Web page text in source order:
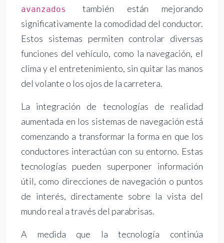
avanzados también están mejorando
significativamente la comodidad del conductor.
Estos sistemas permiten controlar diversas
funciones del vehículo, como la navegación, el
clima y el entretenimiento, sin quitar las manos
del volante o los ojos de la carretera.
La integración de tecnologías de realidad
aumentada en los sistemas de navegación está
comenzando a transformar la forma en que los
conductores interactúan con su entorno. Estas
tecnologías pueden superponer información
útil, como direcciones de navegación o puntos
de interés, directamente sobre la vista del
mundo real a través del parabrisas.
A medida que la tecnología continúa